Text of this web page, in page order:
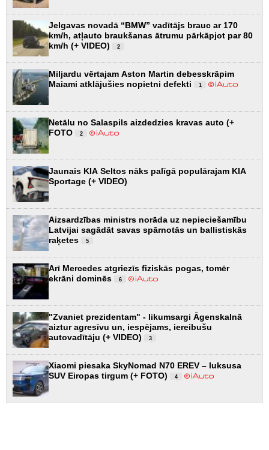
Jelgavas novadā “BMW” vadītājs brauc ar 170
km/h, atļauto braukšanas ātrumu pārkāpjot par 80
km/h (+ VIDEO)
2
Miljardu vērtajam Aston Martin debesskrāpim
Maiami atklājušies nopietni defekti
1
Netālu no Salaspils aizdedzies kravas auto (+
FOTO
2
Jaunais KIA Seltos nāks palīgā populārajam KIA
Sportage (+ VIDEO)
Aizsardzības ministrs norāda uz nepieciešamību
Latvijai sagādāt savas spārnotās un ballistiskās
raķetes
5
Arī Mercedes atgriezīs fiziskās pogas, tomēr
ekrāni dominēs
6
"Zvaniet prezidentam" - likumsargi Āgenskalnā
aiztur agresīvu un, iespējams, iereibušu
autovadītāju (+ VIDEO)
3
Xiaomi piesaka SkyNomad N70 EREV – luksusa
SUV Eiropas tirgum (+ FOTO)
4